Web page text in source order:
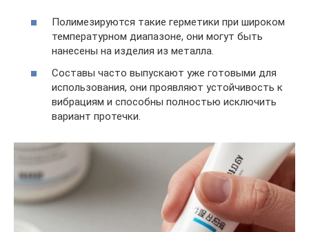
Полимезируются такие герметики при широком
температурном диапазоне, они могут быть
нанесены на изделия из металла.
Составы часто выпускают уже готовыми для
использования, они проявляют устойчивость к
вибрациям и способны полностью исключить
вариант протечки.